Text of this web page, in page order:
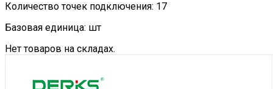
Количество точек подключения: 17
Базовая единица: шт
Нет товаров на складах.